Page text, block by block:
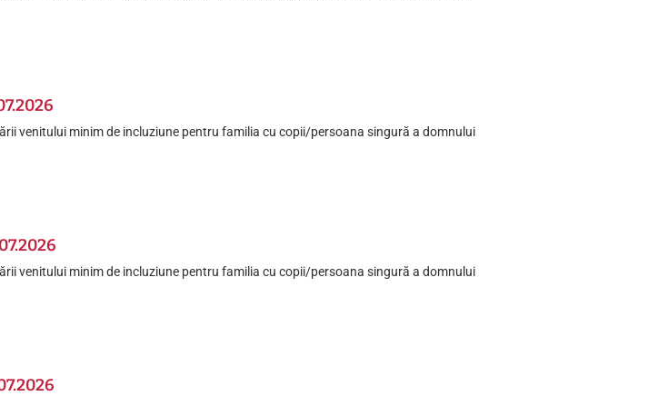
venitului minim de incluziune pentru familia cu copii/persoana singură a domnului
venitului minim de incluziune pentru familia cu copii/persoana singură a domnului